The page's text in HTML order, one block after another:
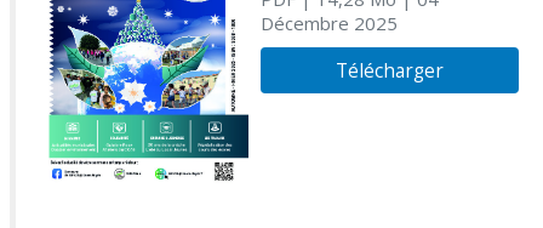
Décembre 2025
Télécharger